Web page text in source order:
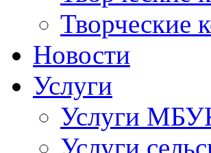
Творческие
Новости
Услуги
Услуги